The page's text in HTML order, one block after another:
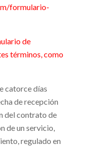
/formulario-
de
términos, como
catorcedías
de recepción
del contrato de
de un servicio,
regulado en